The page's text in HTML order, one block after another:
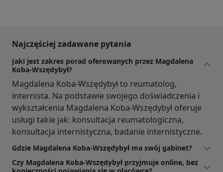
Najczęściej zadawane pytania
Jaki jest zakres porad oferowanych przez Magdalena
Koba-Wszędybył?
Magdalena Koba-Wszędybył to reumatolog,
internista. Na podstawie swojego doświadczenia i
wykształcenia Magdalena Koba-Wszędybył oferuje
usługi takie jak: konsultacja reumatologiczna,
konsultacja internistyczna, badanie internistyczne.
Gdzie Magdalena Koba-Wszędybył ma swój gabinet?
Czy Magdalena Koba-Wszędybył przyjmuje online, bez